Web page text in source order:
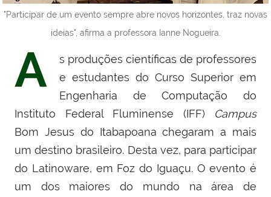
"Participar de um evento sempre abre novos horizontes, traz novas
ideias", afirma a professora Ianne Nogueira.
A
s produções científicas de professores
e estudantes do Curso Superior em
Engenharia de Computação do
Instituto Federal Fluminense (IFF) Campus
Bom Jesus do Itabapoana chegaram a mais
um destino brasileiro. Desta vez, para participar
do Latinoware, em Foz do Iguaçu. O evento é
um dos maiores do mundo na área de